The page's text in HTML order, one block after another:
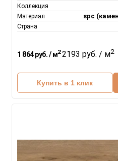
Коллекция
Материал spc
Страна
1 864 руб. / м22193 руб. / м2
Купить в 1 клик